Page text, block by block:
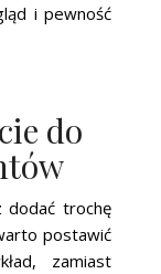
i pewność
do
dodać trochę
postawić
zamiast